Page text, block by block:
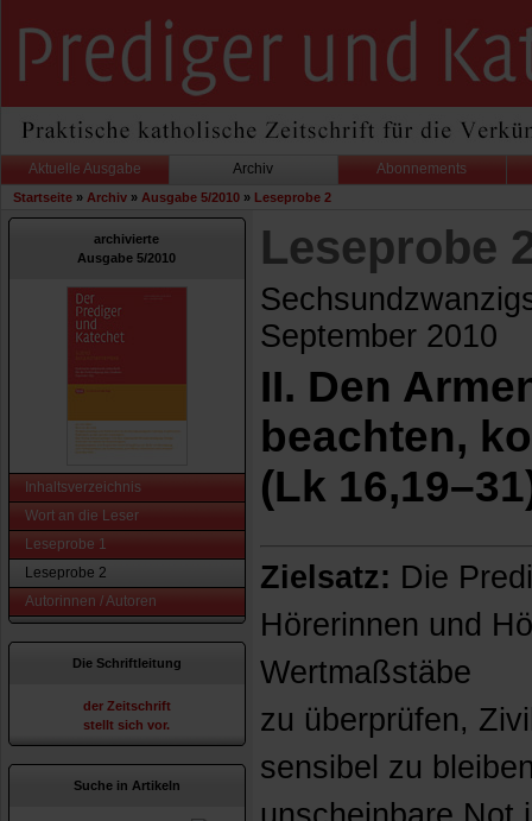
Aktuelle Ausgabe Archiv Abonnements
Startseite » Archiv » Ausgabe 5/2010 » Leseprobe 2
archivierte
Ausgabe 5/2010
Inhaltsverzeichnis
Wort an die Leser
Leseprobe 1
Leseprobe 2
Autorinnen / Autoren
Die Schriftleitung
der Zeitschrift
stellt sich vor.
Suche in Artikeln
Leseprobe
September 2010
II. Den
beachten,
(Lk
Zielsatz: Die
Hörerinnen und
Wertmaßstäbe
zu überprüfen,
sensibel zu